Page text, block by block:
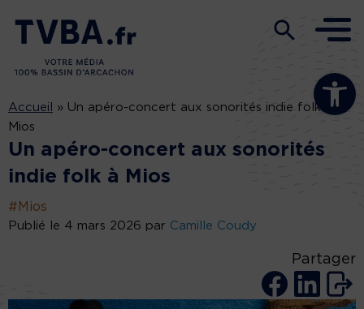
Ouvrir la
Accueil » Un apéro-concert aux sonorités indie folk à
Mios
Un apéro-concert aux sonorités
indie folk à Mios
#Mios
Publié le 4 mars 2026 par Camille Coudy
Partager